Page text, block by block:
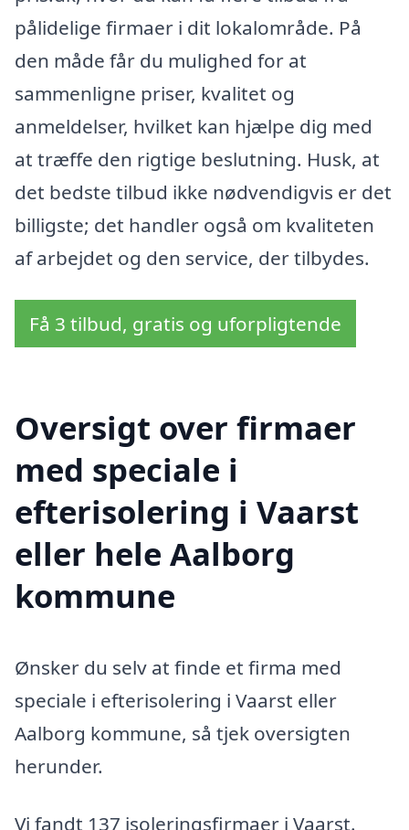
pålidelige firmaer i dit lokalområde. På
den måde får du mulighed for at
sammenligne priser, kvalitet og
anmeldelser, hvilket kan hjælpe dig med
at træffe den rigtige beslutning. Husk, at
det bedste tilbud ikke nødvendigvis er det
billigste; det handler også om kvaliteten
af arbejdet og den service, der tilbydes.
Få 3 tilbud, gratis og uforpligtende
Oversigt over firmaer
med speciale i
efterisolering i Vaarst
eller hele Aalborg
kommune
Ønsker du selv at finde et firma med
speciale i efterisolering i Vaarst eller
Aalborg kommune, så tjek oversigten
herunder.
Vi fandt 137 isoleringsfirmaer i Vaarst.